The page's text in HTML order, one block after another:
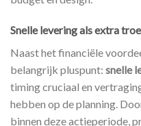
Snelle levering als extra
Naast het financiële
belangrijk pluspunt: snelle
timing cruciaal en
hebben op de planning.
binnen deze actieperiode,